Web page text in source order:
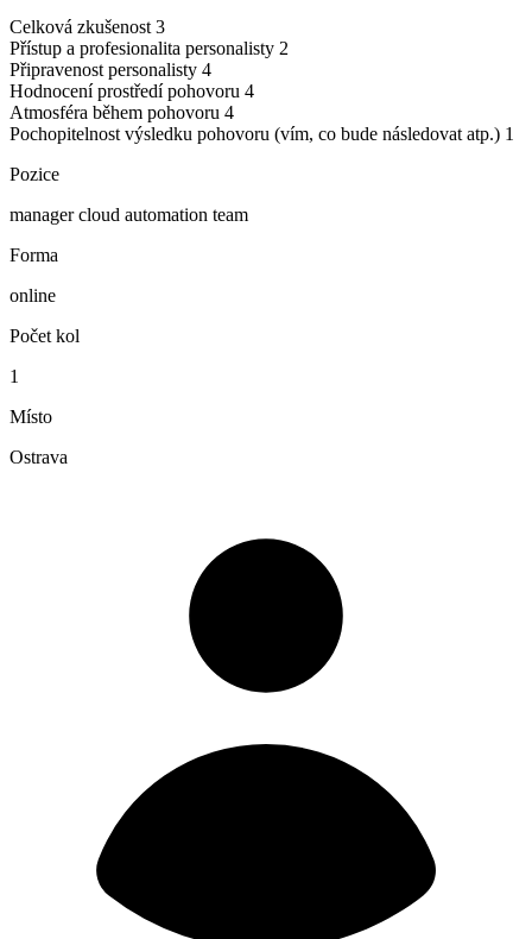
Celková zkušenost 3
Přístup a profesionalita personalisty 2
Připravenost personalisty 4
Hodnocení prostředí pohovoru 4
Atmosféra během pohovoru 4
Pochopitelnost výsledku pohovoru (vím, co bude následovat atp.) 1
Pozice
manager cloud automation team
Forma
online
Počet kol
1
Místo
Ostrava